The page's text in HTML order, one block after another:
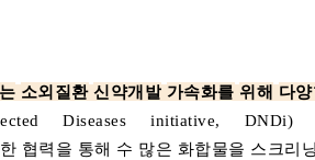
소외질환 신약개발 가속화를 위해 다
Diseasesinitiative, DNDi)
협력을 통해 수 많은 화합물을 스크리